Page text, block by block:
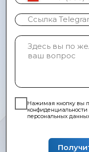
Нажимая кнопку вы
Не любите оставлять